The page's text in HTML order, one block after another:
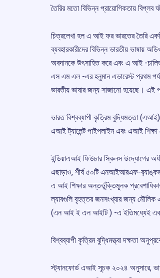
তৈরির মতো বিভিন্ন প্রায়োগিকতায় বিপ্লব
চিত্রলেখা হল এ আই ফর ভারতের তৈরি
ব্যবহারকারীদের বিভিন্ন ভারতীয় ভাষায়
অবদানকে উৎসাহিত করে এবং এ আই -
এস এম এল -এর হনুমান এভারেস্ট প্রথম
ভারতীয় ভাষার জন্য সাজানো হয়েছে। এই
ভারত বিশ্বব্যাপী কৃত্রিম বুদ্ধিমত্তা
এআই ট্যালেন্ট পাইপলাইন এবং এআই শিক্ষা
ইন্ডিয়াএআই ফিউচার স্কিলস উদ্যোগের
এছাড়াও, শীর্ষ ৫০টি এনআইআরএফ-র‌্যাঙ্কড
এ আই শিক্ষার অন্তর্ভুক্তিমূলক
ল্যাবগুলি বৃহত্তর জনসংখ্যার জন্য মৌলিক
(এন আই ই এল আইটি ) -এ ইতিমধ্যেই একটি
বিশ্বব্যাপী কৃত্রিম বুদ্ধিমত্ত্বা দক্ষতা
স্ট্যানফোর্ড এআই সূচক ২০২৪ অনুসারে,